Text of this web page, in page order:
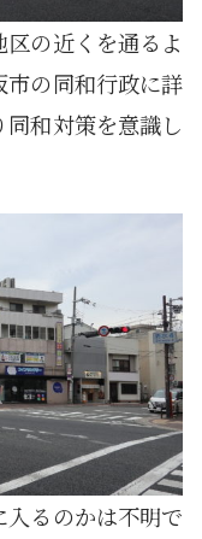
の近くを通るよ
市の同和行政に詳
和対策を意識し
入るのかは不明で